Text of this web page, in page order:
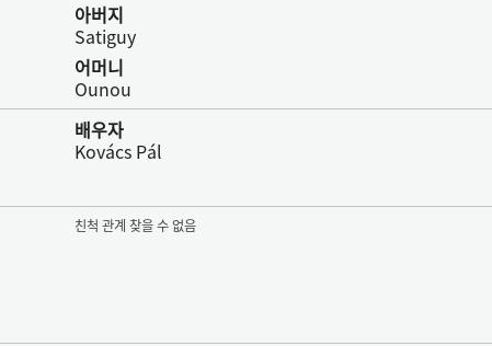
아버지
Satiguy
어머니
Ounou
배우자
Kovács Pál
친척 관계 찾을 수 없음